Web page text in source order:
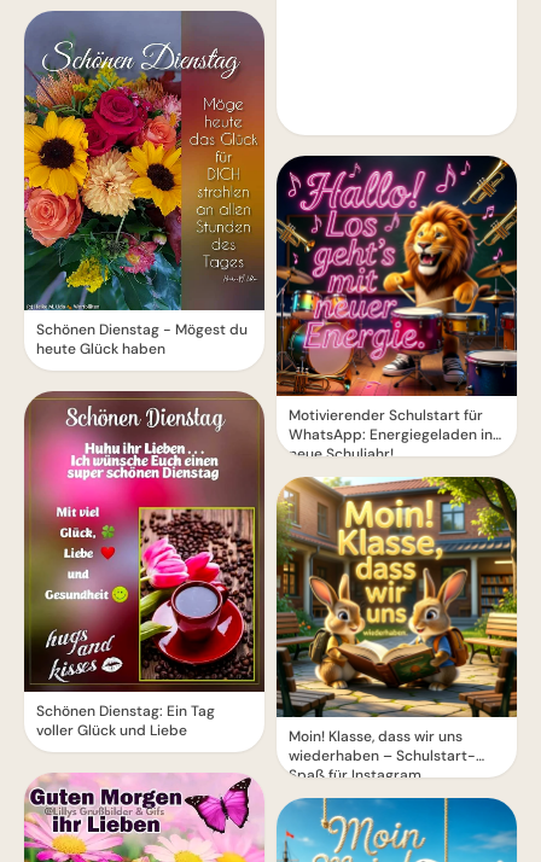
Schönen Dienstag - Mögest du
heute Glück haben
Schönen Dienstag: Ein Tag
voller Glück und Liebe
Motivierender Schulstart für
WhatsApp: Energiegeladen ins
neue Schuljahr!
Moin! Klasse, dass wir uns
wiederhaben – Schulstart-
Spaß für Instagram